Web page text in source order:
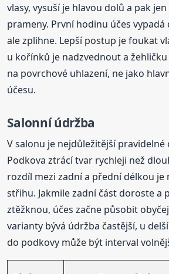
vlasy, vysuší je hlavou dolů a pak
prameny. První hodinu účes
ale zplihne. Lepší postup je foukat
u kořínků je nadzvednout a
na povrchové uhlazení, ne jako
účesu.
Salonní údržba
V salonu je nejdůležitější pravidelné
Podkova ztrácí tvar rychleji než
rozdíl mezi zadní a přední délkou je
střihu. Jakmile zadní část doroste a
ztěžknou, účes začne působit
varianty bývá údržba častější, u
do podkovy může být interval